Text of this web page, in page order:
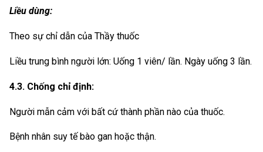
Liều dùng:
Theo sự chỉ dẫn của Thầy thuốc
Liều trung bình người lớn: Uống 1 viên/ lần. Ngày uống 3 lần.
4.3. Chống chỉ định:
Người mẫn cảm với bất cứ thành phần nào của thuốc.
Bệnh nhân suy tế bào gan hoặc thận.